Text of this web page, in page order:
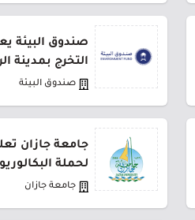
صندوق البيئة
التخرج بمدينة
صندوق البيئة
جامعة جازان
لحملة
جامعة جازان